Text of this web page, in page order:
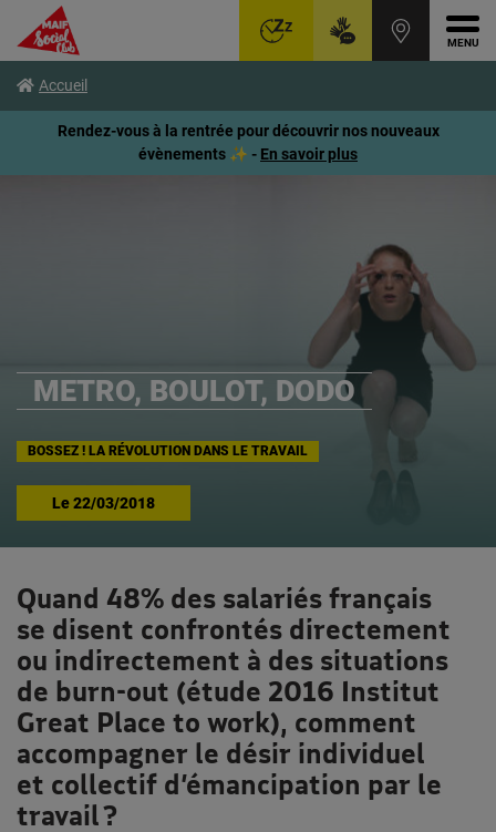
contenu
Accueil
Rendez-vous à la rentrée pour découvrir nos nouveaux
évènements ✨ - En savoir plus
METRO, BOULOT, DODO
BOSSEZ ! LA RÉVOLUTION DANS LE TRAVAIL
Le22/03/2018
Quand 48% des salariés français
se disent confrontés directement
ou indirectement à des situations
de burn-out (étude 2016 Institut
Great Place to work), comment
accompagner le désir individuel
et collectif d’émancipation par le
travail ?